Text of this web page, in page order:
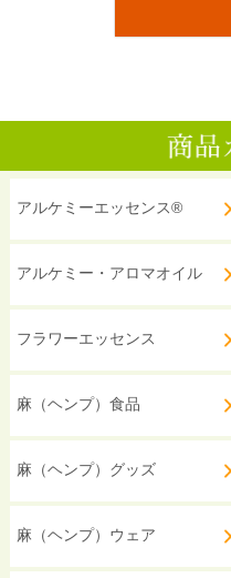
アルケミーエッセンス®
アルケミー・アロマオイル
フラワーエッセンス
麻（ヘンプ）食品
麻（ヘンプ）グッズ
麻（ヘンプ）ウェア